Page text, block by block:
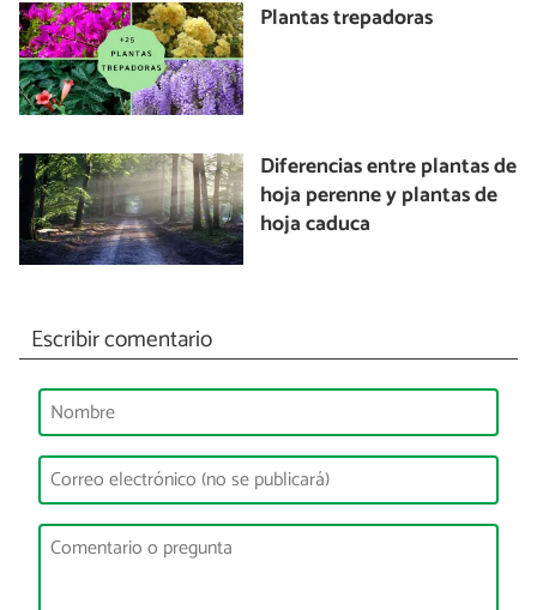
Plantas trepadoras
Diferencias entre plantas de
hoja perenne y plantas de
hoja caduca
Escribir comentario